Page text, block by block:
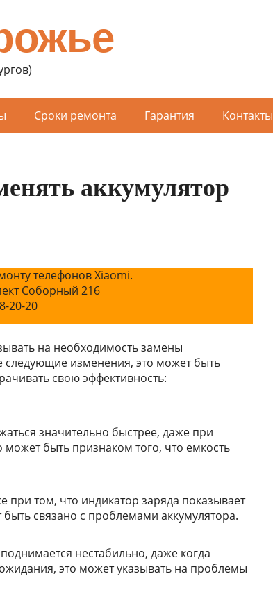
Сроки ремонта Гарантия Контакты
аккумулятор
телефонов Xiaomi.
Соборный 216
20-20
на необходимость замены
следующие изменения, это может быть
свою эффективность:
значительно быстрее, даже при
быть признаком того, что емкость
при том, что индикатор заряда показывает
связано с проблемами аккумулятора.
нестабильно, даже когда
это может указывать на проблемы